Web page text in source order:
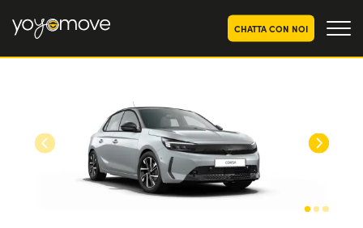
CHATTA CON NOI
Aziende e P.IVA
OFFERTE NOLEGGIO
AUTO USATE
CHI SIAMO